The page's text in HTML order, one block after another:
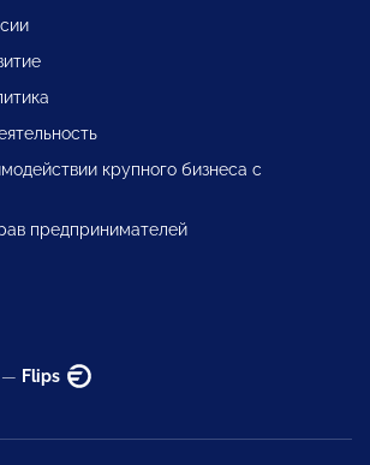
крупного бизнеса с
предпринимателей
— Flips